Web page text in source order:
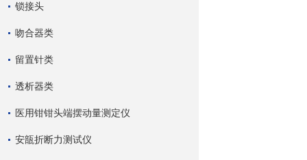
锁接头
吻合器类
留置针类
透析器类
医用钳钳头端摆动量测定仪
安瓿折断力测试仪